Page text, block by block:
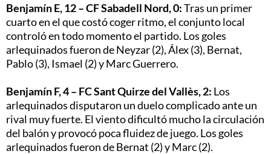
Benjamín E, 12 – CF Sabadell Nord, 0:Tras un primer
cuarto en el que costó coger ritmo, el conjunto local
controló en todo momento el partido. Los goles
arlequinados fueron de Neyzar (2), Álex (3), Bernat,
Pablo (3), Ismael (2) y Marc Guerrero.
Benjamín F, 4 – FC Sant Quirze del Vallès, 2: Los
arlequinados disputaron un duelo complicado ante un
rival muy fuerte. El viento dificultó mucho la circulación
del balón y provocó poca fluidez de juego. Los goles
arlequinados fueron de Bernat (2) y Marc (2).